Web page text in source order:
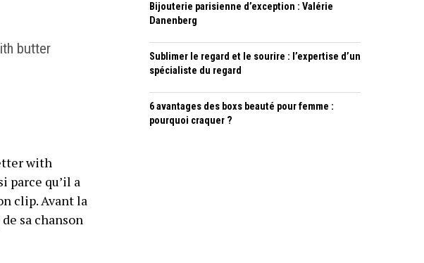
butter
with
parce qu’il a
clip. Avant la
sa chanson
Bijouterie parisienne d’exception : Valérie
Danenberg
Sublimer le regard et le sourire : l’expertise d’un
spécialiste du regard
6 avantages des boxs beauté pour femme :
pourquoi craquer ?